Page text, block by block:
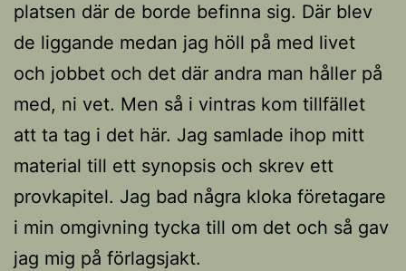
platsen där de borde befinna sig. Där blev
de liggande medan jag höll på med livet
och jobbet och det där andra man håller på
med, ni vet. Men så i vintras kom tillfället
att ta tag i det här. Jag samlade ihop mitt
material till ett synopsis och skrev ett
provkapitel. Jag bad några kloka företagare
i min omgivning tycka till om det och så gav
jag mig på förlagsjakt.